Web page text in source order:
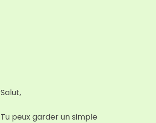
Salut,
Tu peux garder un simple